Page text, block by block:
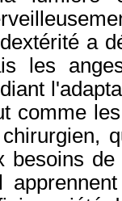
a
les
comme
besoins